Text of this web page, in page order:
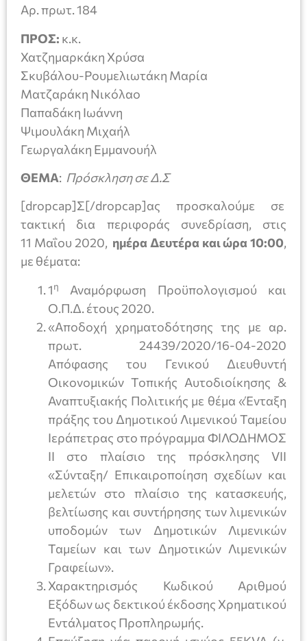
Αρ. πρωτ. 184
ΠΡΟΣ: κ.κ.
Χατζημαρκάκη Χρύσα
Σκυβάλου-Ρουμελιωτάκη Μαρία
Ματζαράκη Νικόλαο
Παπαδάκη Ιωάννη
Ψιμουλάκη Μιχαήλ
Γεωργαλάκη Εμμανουήλ
ΘΕΜΑ: Πρόσκληση σε Δ.Σ
[dropcap]Σ[/dropcap]ας προσκαλούμε σε
τακτική δια περιφοράς συνεδρίαση, στις
11 Μαΐου 2020, ημέρα Δευτέρα και ώρα 10:00,
με θέματα:
1η
Αναμόρφωση Προϋπολογισμού και
Ο.Π.Δ. έτους 2020.
«Αποδοχή χρηματοδότησης της με αρ.
πρωτ. 24439/2020/16-04-2020
Απόφασης του Γενικού Διευθυντή
Οικονομικών Τοπικής Αυτοδιοίκησης &
Αναπτυξιακής Πολιτικής με θέμα «Ένταξη
πράξης του Δημοτικού Λιμενικού Ταμείου
Ιεράπετρας στο πρόγραμμα ΦΙΛΟΔΗΜΟΣ
ΙΙ στο πλαίσιο της πρόσκλησης VII
«Σύνταξη/ Επικαιροποίηση σχεδίων και
μελετών στο πλαίσιο της κατασκευής,
βελτίωσης και συντήρησης των λιμενικών
υποδομών των Δημοτικών Λιμενικών
Ταμείων και των Δημοτικών Λιμενικών
Γραφείων».
Χαρακτηρισμός Κωδικού Αριθμού
Εξόδων ως δεκτικού έκδοσης Χρηματικού
Εντάλματος Προπληρωμής.